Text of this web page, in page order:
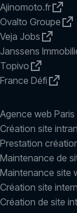
Ajinomoto.fr
Ovalto Groupe
Veja Jobs
Janssens
Topivo
France Défi
Agence web Paris
Création site
Prestation
Maintenance de
Maintenance site
Création site
Création de site